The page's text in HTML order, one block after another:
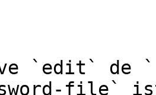
`edit` de
file`